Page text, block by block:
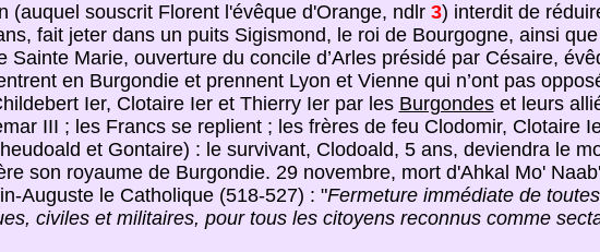
(auquel souscrit Florent l'évêque d'Orange, ndlr3) interdit de
fait jeter dans un puits Sigismond, le roi de Bourgogne, ainsi
Sainte Marie, ouverture du concile d’Arles présidé par Césaire,
en Burgondie et prennent Lyon et Vienne qui n’ont pas
Ier, Clotaire Ier et Thierry Ier par les Burgondeset leurs
III ; les Francs se replient ; les frères de feu Clodomir, Clotaire
et Gontaire) : le survivant, Clodoald, 5 ans, deviendra le
son royaume de Burgondie. 29 novembre, mort d'Ahkal Mo'
Auguste le Catholique (518-527) : "Fermeture immédiate de
civiles et militaires, pour tous les citoyens reconnus comme